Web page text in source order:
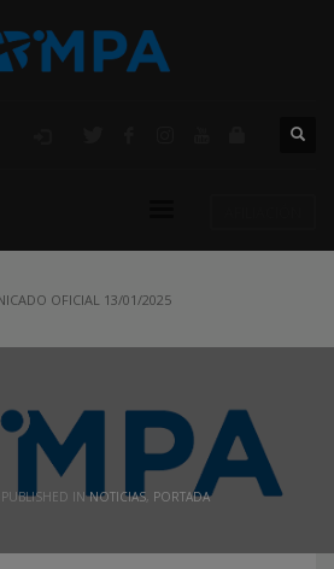
OFICIAL 13/01/2025
PUBLISHED INNOTICIAS PORTADA